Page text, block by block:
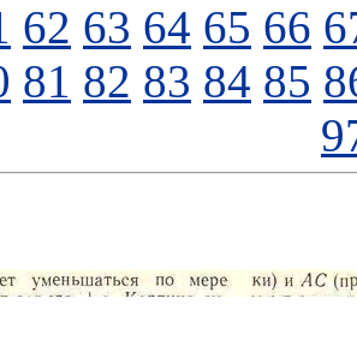
62 63 64 65 66
81 82 83 84 85